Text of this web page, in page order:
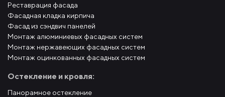
Реставрация фасада
Фасадная кладка кирпича
Фасад из сэндвич панелей
Монтаж алюминиевых фасадных систем
Монтаж нержавеющих фасадных систем
Монтаж оцинкованных фасадных систем
Остекление и кровля:
Панорамное остекление